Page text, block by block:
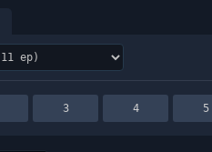
3 4 5